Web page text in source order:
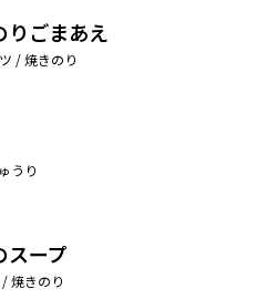
りごまあえ
/ 焼きのり
うり
スープ
焼きのり